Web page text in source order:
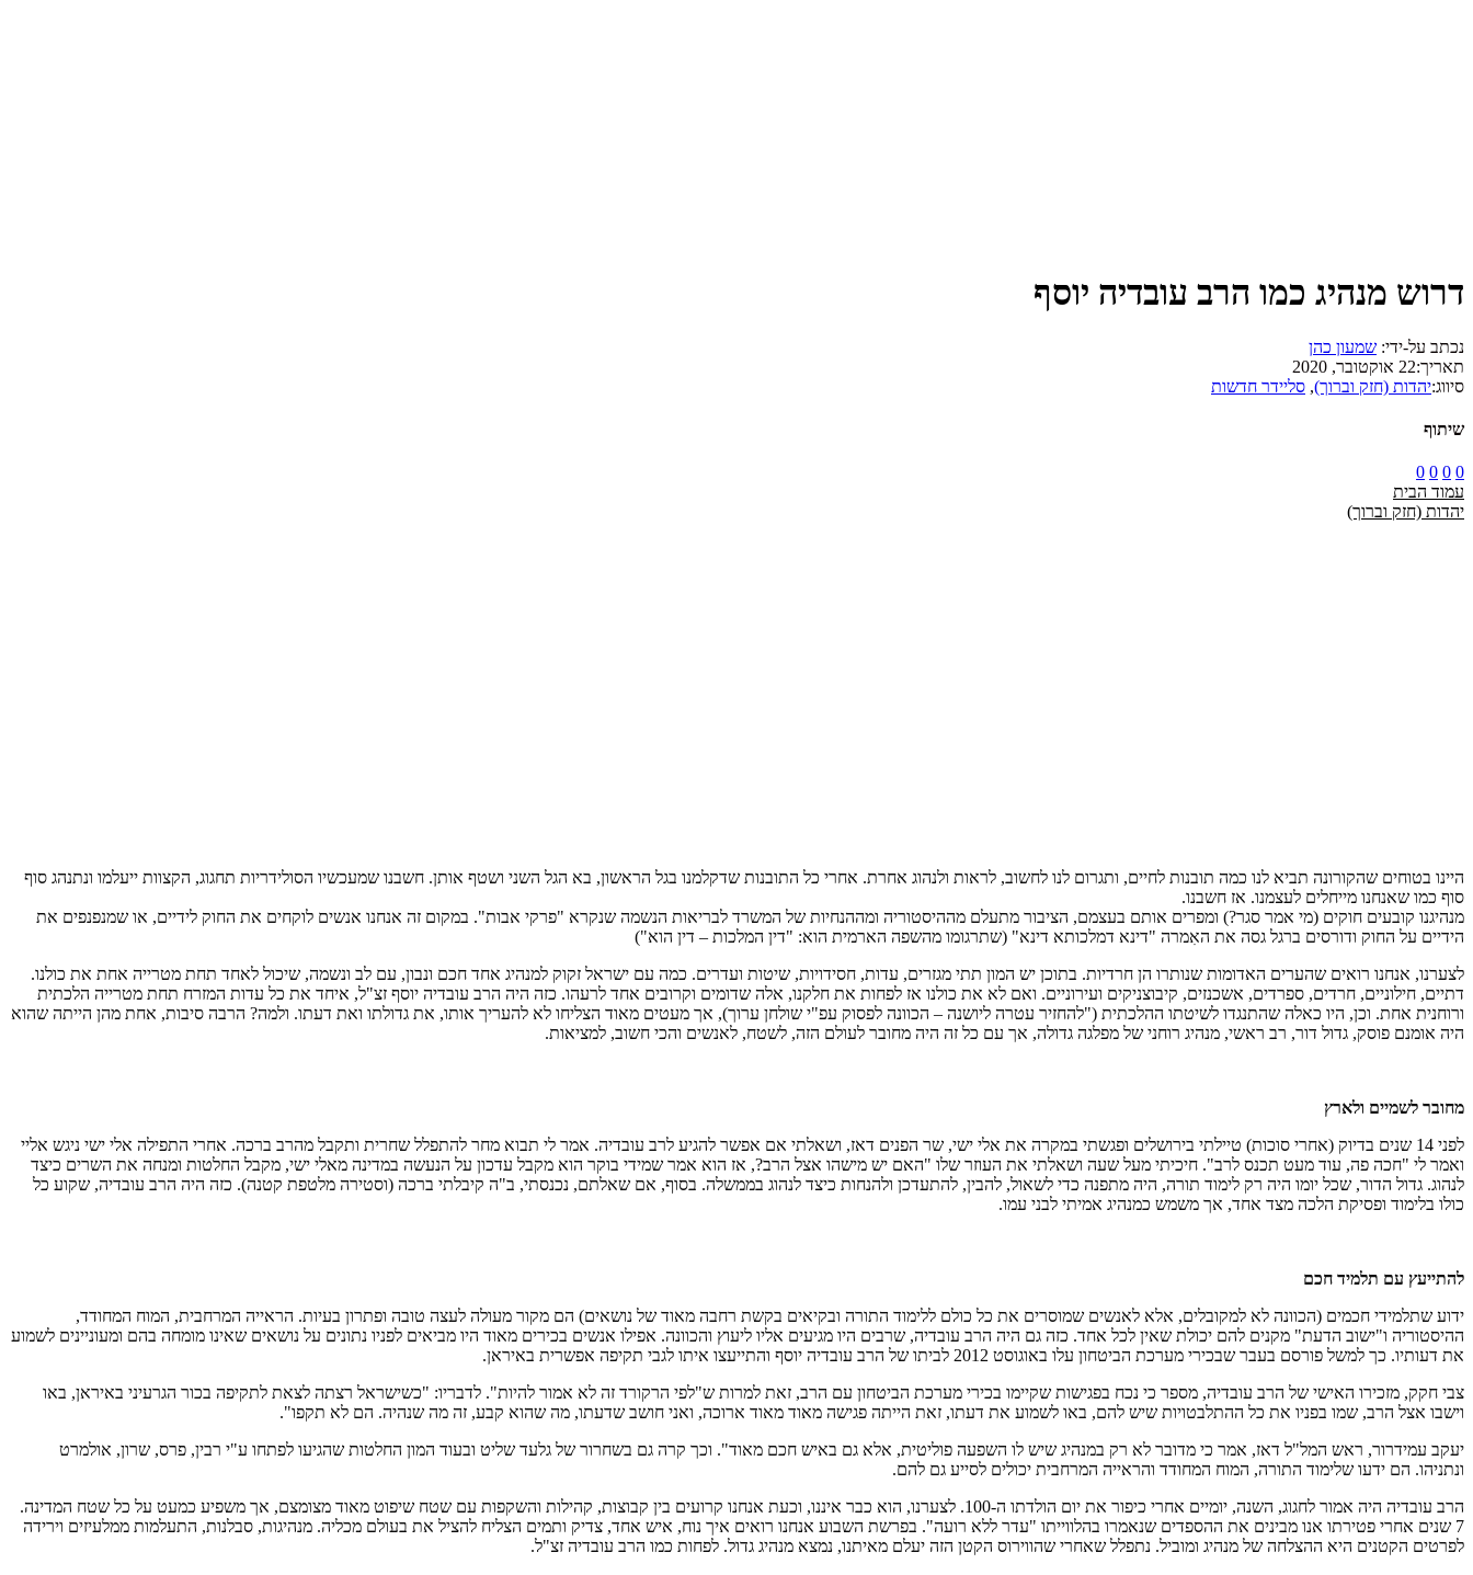
דרוש מנהיג כמו הרב עובדיה יוסף
נכתב על-ידי: שמעון כהן
תאריך:22 אוקטובר, 2020
סיווג:יהדות (חזק וברוך), סליידר חדשות
שיתוף
0
0
0
0
עמוד הבית
יהדות (חזק וברוך)
היינו בטוחים שהקורונה תביא לנו כמה תובנות לחיים, ותגרום לנו לחשוב, לראות ולנהוג אחרת. אחרי כל התובנות שדקלמנו בגל הראשון, בא הגל השני ושטף אותן. חשבנו שמעכשיו הסולידריות תחגוג, הקצוות ייעלמו ונתנהג סוף
סוף כמו שאנחנו מייחלים לעצמנו. אז חשבנו.
מנהיגנו קובעים חוקים (מי אמר סגר?) ומפרים אותם בעצמם, הציבור מתעלם מההיסטוריה ומההנחיות של המשרד לבריאות הנשמה שנקרא "פרקי אבות". במקום זה אנחנו אנשים לוקחים את החוק לידיים, או שמנפנפים את
הידיים על החוק ודורסים ברגל גסה את האִמרה "דינא דמלכותא דינא" (שתרגומו מהשפה הארמית הוא: "דין המלכות – דין הוא")
לצערנו, אנחנו רואים שהערים האדומות שנותרו הן חרדיות. בתוכן יש המון תתי מגזרים, עדות, חסידויות, שיטות ועדרים. כמה עם ישראל זקוק למנהיג אחד חכם ונבון, עם לב ונשמה, שיכול לאחד תחת מטרייה אחת את כולנו.
דתיים, חילוניים, חרדים, ספרדים, אשכנזים, קיבוצניקים ועירוניים. ואם לא את כולנו אז לפחות את חלקנו, אלה שדומים וקרובים אחד לרעהו. כזה היה הרב עובדיה יוסף זצ"ל, איחד את כל עדות המזרח תחת מטרייה הלכתית
ורוחנית אחת. וכן, היו כאלה שהתנגדו לשיטתו ההלכתית ("להחזיר עטרה ליושנה – הכוונה לפסוק עפ"י שולחן ערוך), אך מעטים מאוד הצליחו לא להעריך אותו, את גדולתו ואת דעתו. ולמה? הרבה סיבות, אחת מהן הייתה שהוא
היה אומנם פוסק, גדול דור, רב ראשי, מנהיג רוחני של מפלגה גדולה, אך עם כל זה היה מחובר לעולם הזה, לשטח, לאנשים והכי חשוב, למציאות.
מחובר לשמיים ולארץ
לפני 14 שנים בדיוק (אחרי סוכות) טיילתי בירושלים ופגשתי במקרה את אלי ישי, שר הפנים דאז, ושאלתי אם אפשר להגיע לרב עובדיה. אמר לי תבוא מחר להתפלל שחרית ותקבל מהרב ברכה. אחרי התפילה אלי ישי ניגש אליי
ואמר לי "חכה פה, עוד מעט תכנס לרב". חיכיתי מעל שעה ושאלתי את העוזר שלו "האם יש מישהו אצל הרב?, אז הוא אמר שמידי בוקר הוא מקבל עדכון על הנעשה במדינה מאלי ישי, מקבל החלטות ומנחה את השרים כיצד
לנהוג. גדול הדור, שכל יומו היה רק לימוד תורה, היה מתפנה כדי לשאול, להבין, להתעדכן ולהנחות כיצד לנהוג בממשלה. בסוף, אם שאלתם, נכנסתי, ב"ה קיבלתי ברכה (וסטירה מלטפת קטנה). כזה היה הרב עובדיה, שקוע כל
כולו בלימוד ופסיקת הלכה מצד אחד, אך משמש כמנהיג אמיתי לבני עמו.
להתייעץ עם תלמיד חכם
ידוע שתלמידי חכמים (הכוונה לא למקובלים, אלא לאנשים שמוסרים את כל כולם ללימוד התורה ובקיאים בקשת רחבה מאוד של נושאים) הם מקור מעולה לעצה טובה ופתרון בעיות. הראייה המרחבית, המוח המחודד,
ההיסטוריה ו"ישוב הדעת" מקנים להם יכולת שאין לכל אחד. כזה גם היה הרב עובדיה, שרבים היו מגיעים אליו ליעוץ והכוונה. אפילו אנשים בכירים מאוד היו מביאים לפניו נתונים על נושאים שאינו מומחה בהם ומעוניינים לשמוע
את דעותיו. כך למשל פורסם בעבר שבכירי מערכת הביטחון עלו באוגוסט 2012 לביתו של הרב עובדיה יוסף והתייעצו איתו לגבי תקיפה אפשרית באיראן.
צבי חקק, מזכירו האישי של הרב עובדיה, מספר כי נכח בפגישות שקיימו בכירי מערכת הביטחון עם הרב, זאת למרות ש"לפי הרקורד זה לא אמור להיות". לדבריו: "כשישראל רצתה לצאת לתקיפה בכור הגרעיני באיראן, באו
וישבו אצל הרב, שמו בפניו את כל ההתלבטויות שיש להם, באו לשמוע את דעתו, זאת הייתה פגישה מאוד מאוד ארוכה, ואני חושב שדעתו, מה שהוא קבע, זה מה שנהיה. הם לא תקפו".
יעקב עמידרור, ראש המל"ל דאז, אמר כי מדובר לא רק במנהיג שיש לו השפעה פוליטית, אלא גם באיש חכם מאוד". וכך קרה גם בשחרור של גלעד שליט ובעוד המון החלטות שהגיעו לפתחו ע"י רבין, פרס, שרון, אולמרט
ונתניהו. הם ידעו שלימוד התורה, המוח המחודד והראייה המרחבית יכולים לסייע גם להם.
הרב עובדיה היה אמור לחגוג, השנה, יומיים אחרי כיפור את יום הולדתו ה-100. לצערנו, הוא כבר איננו, וכעת אנחנו קרועים בין קבוצות, קהילות והשקפות עם שטח שיפוט מאוד מצומצם, אך משפיע כמעט על כל שטח המדינה.
7 שנים אחרי פטירתו אנו מבינים את ההספדים שנאמרו בהלווייתו "עדר ללא רועה". בפרשת השבוע אנחנו רואים איך נוח, איש אחד, צדיק ותמים הצליח להציל את בעולם מכליה. מנהיגות, סבלנות, התעלמות ממלעיזים וירידה
לפרטים הקטנים היא ההצלחה של מנהיג ומוביל. נתפלל שאחרי שהווירוס הקטן הזה יעלם מאיתנו, נמצא מנהיג גדול. לפחות כמו הרב עובדיה זצ"ל.